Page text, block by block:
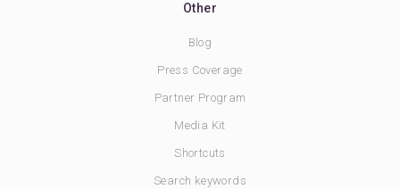
Other
Blog
Press Coverage
Partner Program
Media Kit
Shortcuts
Search keywords